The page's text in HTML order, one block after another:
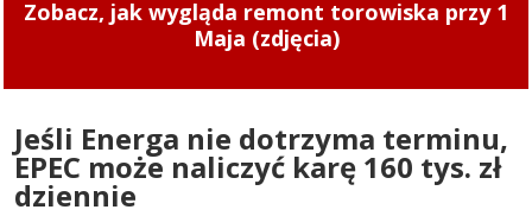
Zmiany cen ciepła w Elblągu. Nowe stawki
zaczęły obowiązywać od 1 sierpnia 2026 r.
Jeśli Energa nie dotrzyma terminu,
EPEC może naliczyć karę 160 tys. zł
dziennie